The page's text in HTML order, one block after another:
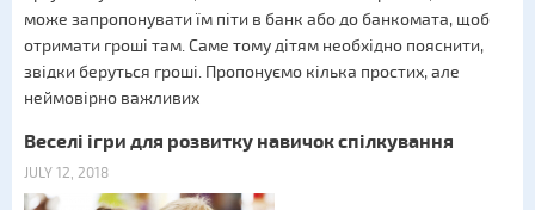
може запропонувати їм піти в банк або до банкомата, щоб
отримати гроші там. Саме тому дітям необхідно пояснити,
звідки беруться гроші. Пропонуємо кілька простих, але
неймовірно важливих
Веселі ігри для розвитку навичок спілкування
JULY 12, 2018